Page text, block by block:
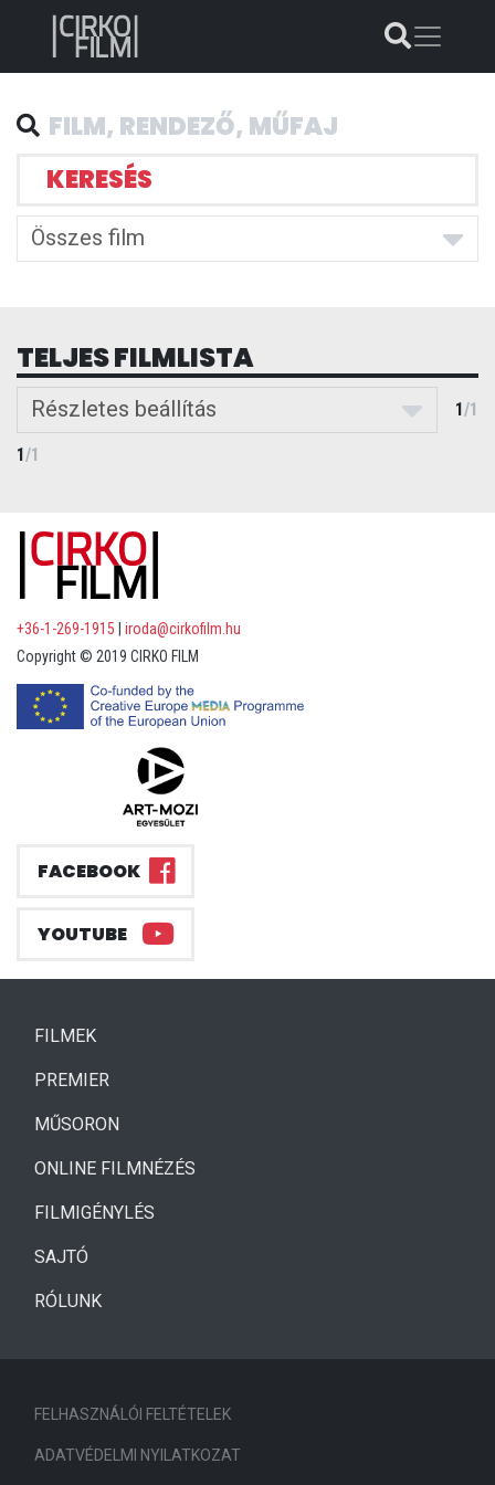
KERESÉS
Összes film
TELJES FILMLISTA
Részletes beállítás 1/1
1/1
+36-1-269-1915
iroda@cirkofilm.hu
Copyright © 2019 CIRKO FILM
FACEBOOK
YOUTUBE
FILMEK(CURRENT)
PREMIER
MŰSORON
ONLINE FILMNÉZÉS
FILMIGÉNYLÉS
SAJTÓ
RÓLUNK
FELHASZNÁLÓI FELTÉTELEK
ADATVÉDELMI NYILATKOZAT